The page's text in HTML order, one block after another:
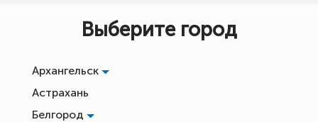
Выберите город
Архангельск
Астрахань
Белгород